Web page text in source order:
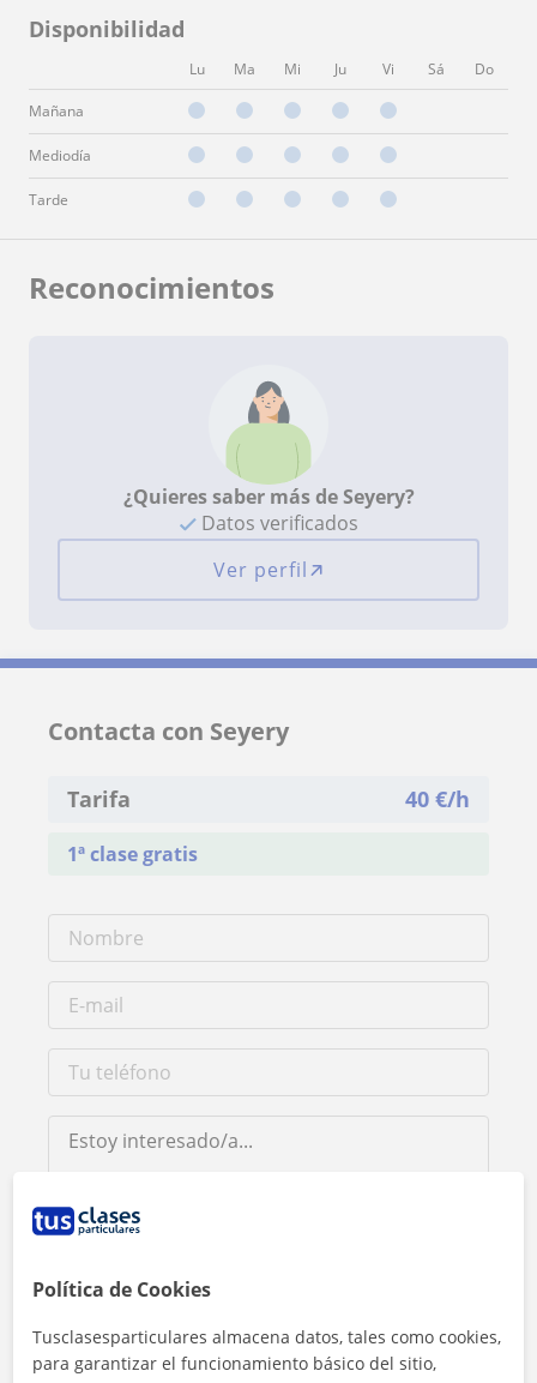
Disponibilidad
Lu Ma Mi Ju Vi Sá Do
Mañana
Mediodía
Tarde
Reconocimientos
¿Quieres saber más de Seyery?
Datos verificados
Ver perfil
Contacta con Seyery
Tarifa 40 €/h
1ª clase gratis
Contactar ahora
Política de Cookies
Tusclasesparticulares almacena datos, tales como cookies,
para garantizar el funcionamiento básico del sitio,